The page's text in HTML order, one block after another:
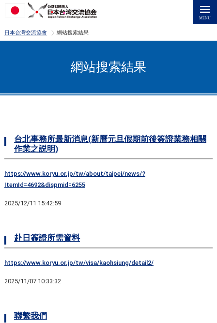
日本台灣交流協會 >
網站搜索結果
網站搜索結果
台北事務所最新消息(新曆元旦假期前後簽證業務相關
作業之説明)
https://www.koryu.or.jp/tw/about/taipei/news/?
ItemId=4692&dispmid=6255
2025/12/11 15:42:59
赴日簽證所需資料
https://www.koryu.or.jp/tw/visa/kaohsiung/detail2/
2025/11/07 10:33:32
聯繫我們